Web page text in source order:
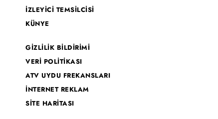
İZLEYİCİ TEMSİLCİSİ
KÜNYE
GİZLİLİK BİLDİRİMİ
VERİ POLİTİKASI
ATV UYDU FREKANSLARI
İNTERNET REKLAM
SİTE HARİTASI